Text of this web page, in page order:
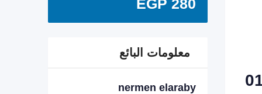
EGP 280
معلومات البائع
nermen elaraby